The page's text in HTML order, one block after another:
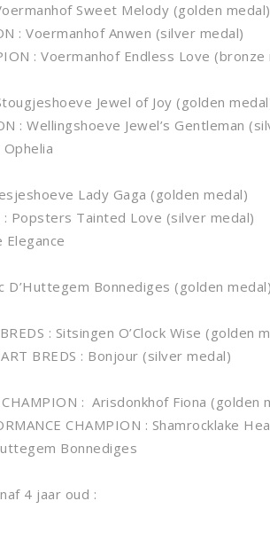
Sweet Melody (golden medal)
: Voermanhof Anwen (silver medal)
: Voermanhof Endless Love (bronze
Jewel of Joy (golden
: Wellingshoeve Jewel’s Gentleman
Ophelia
Lady Gaga (golden medal)
: Popsters Tainted Love (silver medal)
Elegance
D’Huttegem Bonnediges (golden medal)
: Sitsingen O’Clock Wise (golden
BREDS : Bonjour (silver medal)
CHAMPION : Arisdonkhof Fiona (golden
CHAMPION : Shamrocklake
Bonnediges
4 jaar oud :